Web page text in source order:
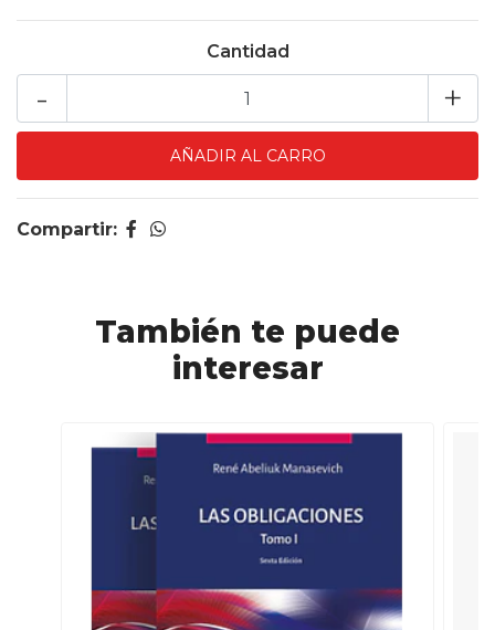
Cantidad
+
-
Compartir:
También te puede
interesar